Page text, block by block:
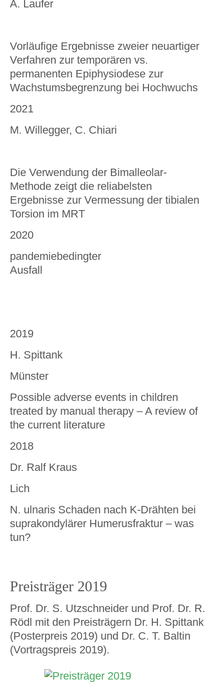
A. Laufer
Vorläufige Ergebnisse zweier neuartiger
Verfahren zur temporären vs.
permanenten Epiphysiodese zur
Wachstumsbegrenzung bei Hochwuchs
2021
M. Willegger, C. Chiari
Die Verwendung der Bimalleolar-
Methode zeigt die reliabelsten
Ergebnisse zur Vermessung der tibialen
Torsion im MRT
2020
pandemiebedingter
Ausfall
2019
H. Spittank
Münster
Possible adverse events in children
treated by manual therapy – A review of
the current literature
2018
Dr. Ralf Kraus
Lich
N. ulnaris Schaden nach K-Drähten bei
suprakondylärer Humerusfraktur – was
tun?
Preisträger 2019
Prof. Dr. S. Utzschneider und Prof. Dr. R.
Rödl mit den Preisträgern Dr. H. Spittank
(Posterpreis 2019) und Dr. C. T. Baltin
(Vortragspreis 2019).